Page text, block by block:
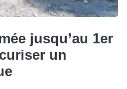
jusqu’au 1er
un